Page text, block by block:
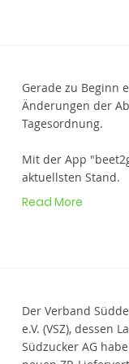
Gerade zu Beginn
Änderungen der
Tagesordnung.
Mit der App
aktuellsten Stand.
Read More
Der Verband
e.V. (VSZ), dessen
Südzucker AG